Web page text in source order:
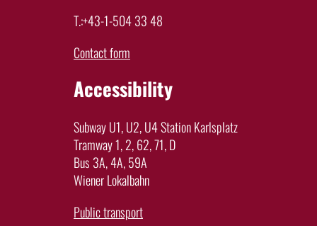
T.:+43-1-504 33 48
Contact form
Accessibility
Subway U1, U2, U4 Station Karlsplatz
Tramway 1, 2, 62, 71, D
Bus 3A, 4A, 59A
Wiener Lokalbahn
Public transport